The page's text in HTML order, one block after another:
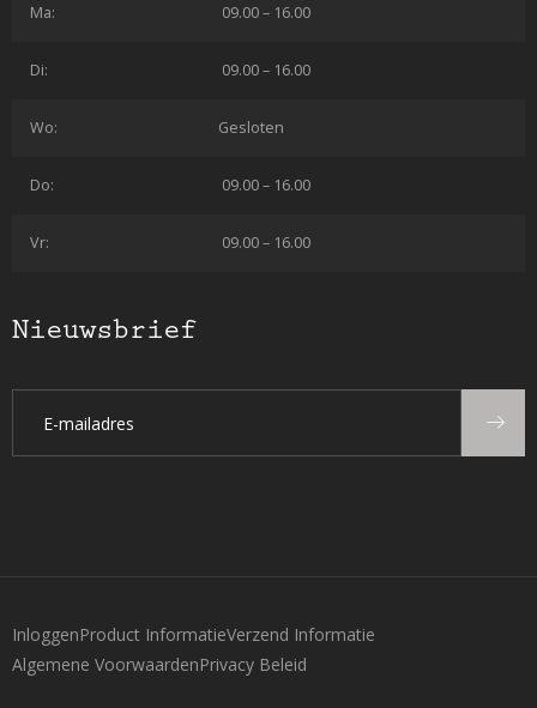
Ma: 09.00 – 16.00
Di: 09.00 – 16.00
Wo: Gesloten
Do: 09.00 – 16.00
Vr: 09.00 – 16.00
Nieuwsbrief
InloggenProduct InformatieVerzend Informatie
Algemene VoorwaardenPrivacy Beleid